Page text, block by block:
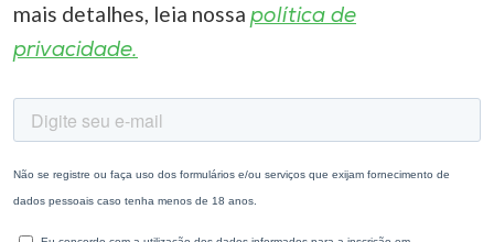
mais detalhes, leia nossa política de
privacidade.